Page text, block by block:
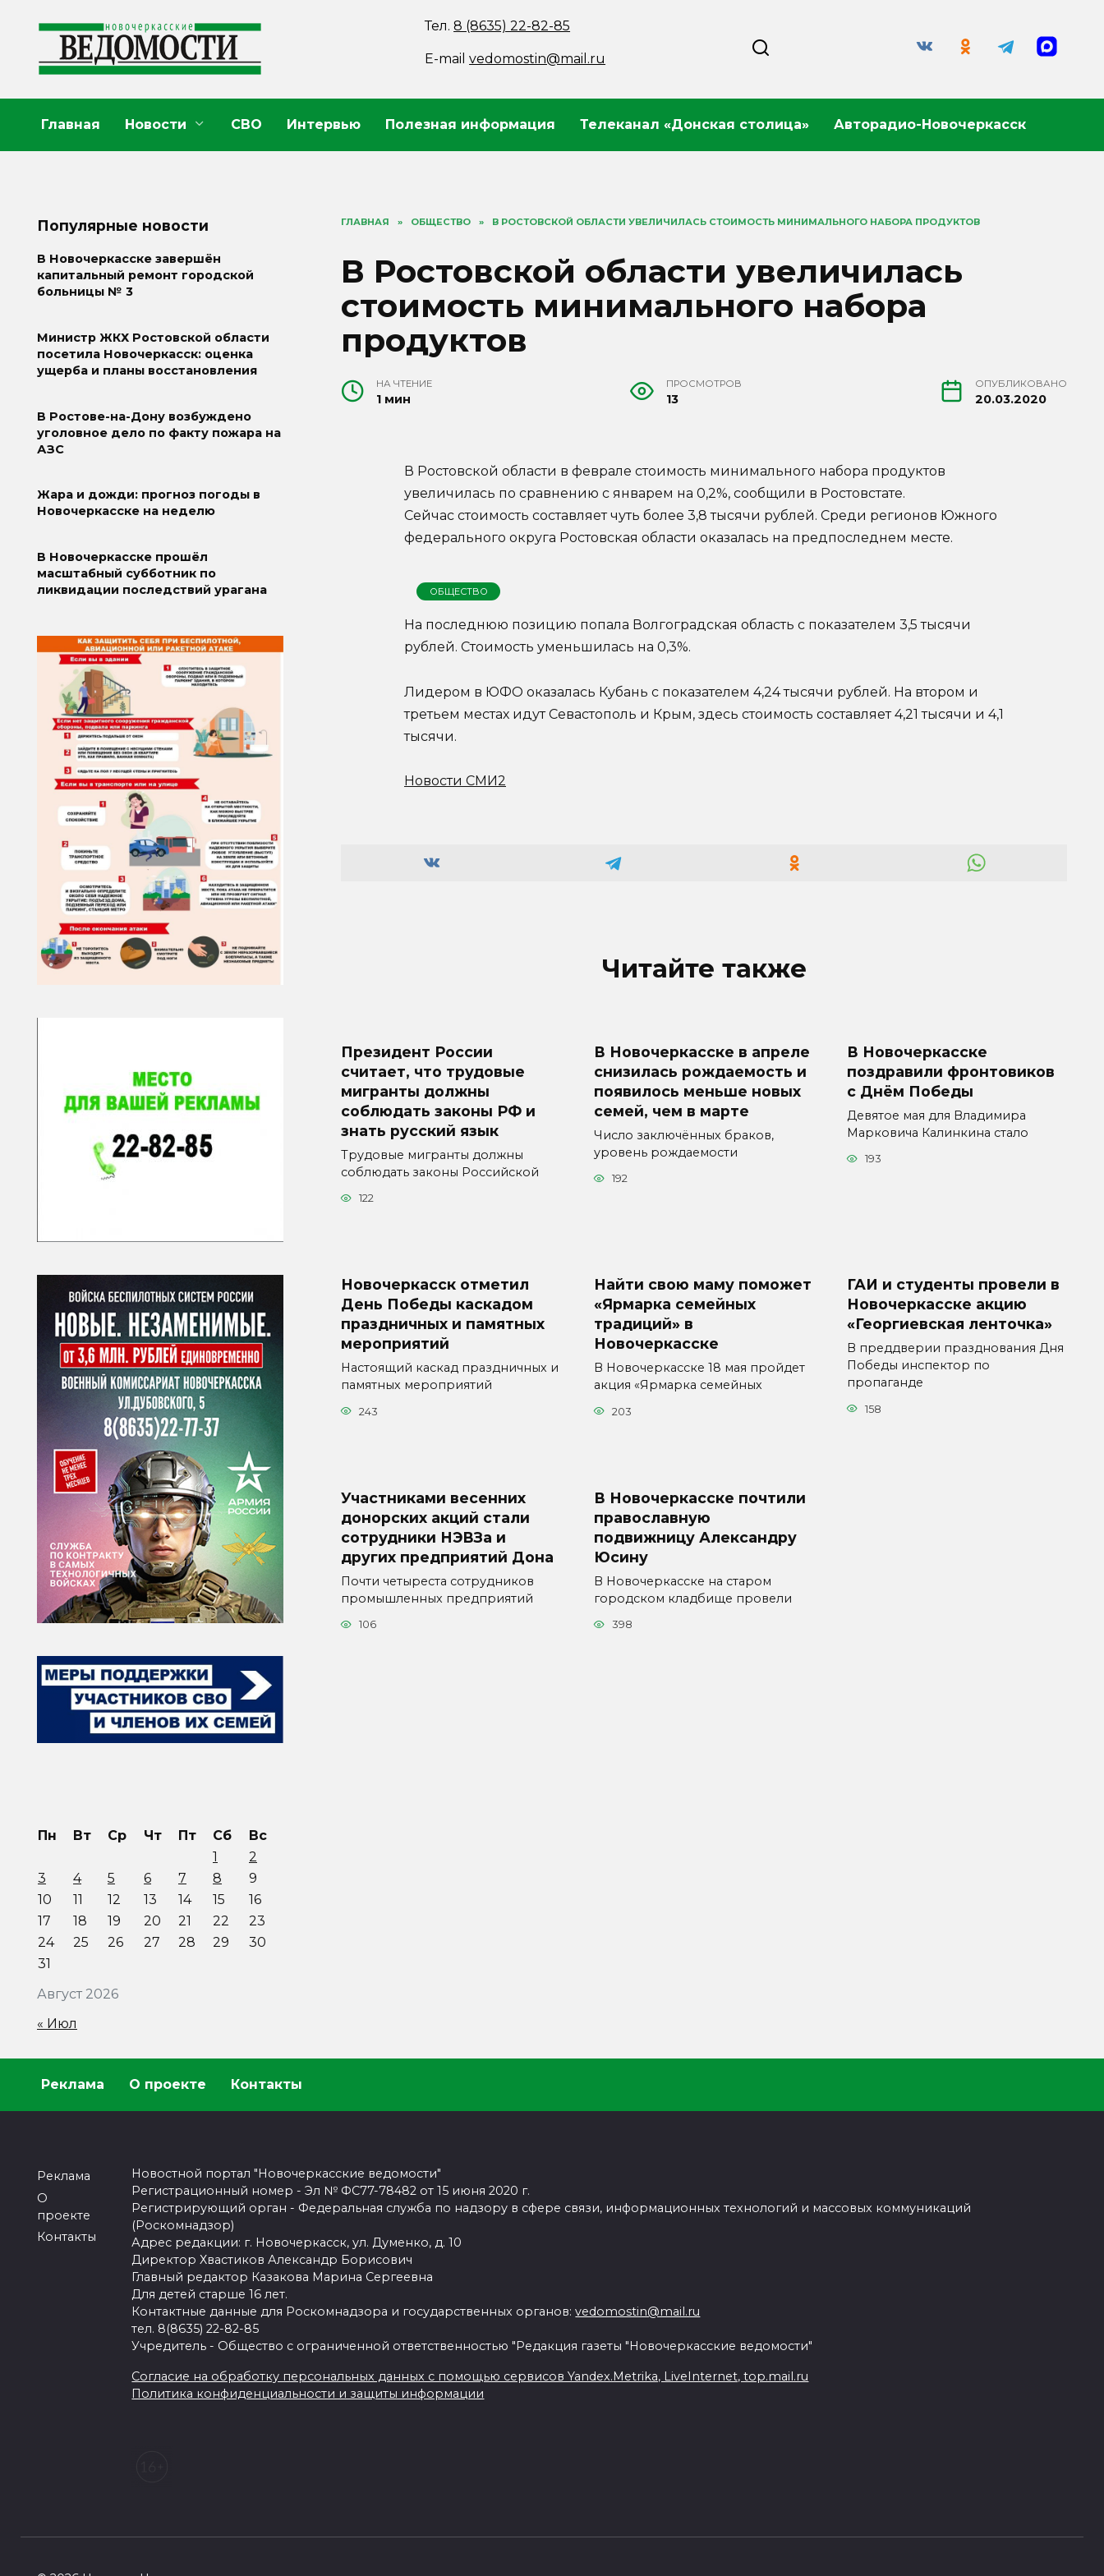
содержанию
Тел.8 (8635) 22-82-85
E-mailvedomostin@mail.ru
Главная Новости СВО Интервью Полезная информация Телеканал «Донская столица» Авторадио-Новочеркасск
ГЛАВНАЯ » ОБЩЕСТВО » В РОСТОВСКОЙ ОБЛАСТИ УВЕЛИЧИЛАСЬ СТОИМОСТЬ МИНИМАЛЬНОГО НАБОРА ПРОДУКТОВ
В Ростовской области увеличилась
стоимость минимального набора
продуктов
НА ЧТЕНИЕ
1 мин
ПРОСМОТРОВ
13
ОПУБЛИКОВАНО
20.03.2020
В Ростовской области в феврале стоимость минимального набора продуктов
увеличилась по сравнению с январем на 0,2%, сообщили в Ростовстате.
Сейчас стоимость составляет чуть более 3,8 тысячи рублей. Среди регионов Южного
федерального округа Ростовская области оказалась на предпоследнем месте.
ОБЩЕСТВО
На последнюю позицию попала Волгоградская область с показателем 3,5 тысячи
рублей. Стоимость уменьшилась на 0,3%.
Лидером в ЮФО оказалась Кубань с показателем 4,24 тысячи рублей. На втором и
третьем местах идут Севастополь и Крым, здесь стоимость составляет 4,21 тысячи и 4,1
тысячи.
Новости СМИ2
Читайте также
Президент России
считает, что трудовые
мигранты должны
соблюдать законы РФ и
знать русский язык
Трудовые мигранты должны
соблюдать законы Российской
122
В Новочеркасске в апреле
снизилась рождаемость и
появилось меньше новых
семей, чем в марте
Число заключённых браков,
уровень рождаемости
192
В Новочеркасске
поздравили фронтовиков
с Днём Победы
Девятое мая для Владимира
Марковича Калинкина стало
193
Новочеркасск отметил
День Победы каскадом
праздничных и памятных
мероприятий
Настоящий каскад праздничных и
памятных мероприятий
243
Найти свою маму поможет
«Ярмарка семейных
традиций» в
Новочеркасске
В Новочеркасске 18 мая пройдет
акция «Ярмарка семейных
203
ГАИ и студенты провели в
Новочеркасске акцию
«Георгиевская ленточка»
В преддверии празднования Дня
Победы инспектор по
пропаганде
158
Участниками весенних
донорских акций стали
сотрудники НЭВЗа и
других предприятий Дона
Почти четыреста сотрудников
промышленных предприятий
106
В Новочеркасске почтили
православную
подвижницу Александру
Юсину
В Новочеркасске на старом
городском кладбище провели
398
Популярные новости
В Новочеркасске завершён
капитальный ремонт городской
больницы № 3
Министр ЖКХ Ростовской области
посетила Новочеркасск: оценка
ущерба и планы восстановления
В Ростове-на-Дону возбуждено
уголовное дело по факту пожара на
АЗС
Жара и дожди: прогноз погоды в
Новочеркасске на неделю
В Новочеркасске прошёл
масштабный субботник по
ликвидации последствий урагана
Август 2026
Пн Вт Ср Чт Пт Сб
Вс
1
2
3
4 5 6 7 8
9
10
11 12 13 14 15
16
17
18 19 20 21 22
23
24
25 26 27 28 29
30
31
« Июл
Реклама О проекте Контакты
Реклама
О
проекте
Контакты
Новостной портал "Новочеркасские ведомости"
Регистрационный номер - Эл № ФС77-78482 от 15 июня 2020 г.
Регистрирующий орган - Федеральная служба по надзору в сфере связи, информационных технологий и массовых коммуникаций
(Роскомнадзор)
Адрес редакции: г. Новочеркасск, ул. Думенко, д. 10
Директор Хвастиков Александр Борисович
Главный редактор Казакова Марина Сергеевна
Для детей старше 16 лет.
Контактные данные для Роскомнадзора и государственных органов:vedomostin@mail.ru
тел. 8(8635) 22-82-85
Учредитель - Общество с ограниченной ответственностью "Редакция газеты "Новочеркасские ведомости"
Согласие на обработку персональных данных с помощью сервисов Yandex.Metrika, LiveInternet, top.mail.ru
Политика конфиденциальности и защиты информации